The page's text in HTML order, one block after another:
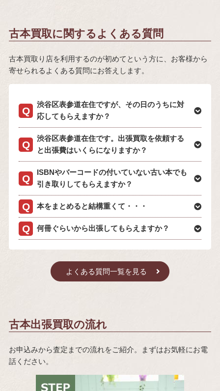
古本買取に関するよくある質問
古本買取り店を利用するのが初めてという方に、お客様から
寄せられるよくある質問にお答えします。
渋谷区表参道在住ですが、その日のうちに対
応してもらえますか？
渋谷区表参道在住です。出張買取を依頼する
と出張費はいくらになりますか？
ISBNやバーコードの付いていない古い本でも
引き取りしてもらえますか？
本をまとめると結構重くて・・・
何冊ぐらいから出張してもらえますか？
よくある質問一覧を見る
古本出張買取の流れ
お申込みから査定までの流れをご紹介。まずはお気軽にお電
話ください。